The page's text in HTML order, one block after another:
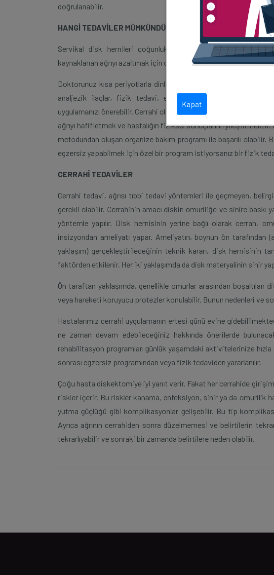
Kapat
doğrulanabilir.
HANGİ TEDAVİLER MÜMKÜNDÜR?
Servikal disk hernileri çoğunlukla cerrahi tedaviye gerek
kaynaklanan ağrıyı azaltmak için cerrahi dışı seçenekler öncelikle
Doktorunuz kısa periyotlarla dinlenme, boyun hareketlerini
analjezik ilaçlar, fizik tedavi, egzersiz veya epidural steroid
uygulamanızı önerebilir. Cerrahi olmayan tedavilerde amaç, disk
ağrıyı hafifletmek ve hastalığın fiziksel sonuçlarını
metodundan oluşan organize bakım programı ile başarılı
egzersiz yapabilmek için özel bir program istiyorsanız bir fizik
CERRAHİ TEDAVİLER
Cerrahi tedavi, ağrısı tıbbi tedavi yöntemleri ile geçmeyen,
gerekli olabilir. Cerrahinin amacı diskin omuriliğe ve sinire baskı
yöntemle yapılır. Disk hernisinin yerine bağlı olarak cerrah,
insizyondan ameliyatı yapar. Ameliyatın, boynun ön
yaklaşım) gerçekleştirileceğinin teknik kararı, disk hernisinin
faktörden etkilenir. Her iki yaklaşımda da disk materyalinin sinir
Ön taraftan yaklaşımda, genellikle omurlar arasından
veya hareketi koruyucu protezler konulabilir. Bunun nedenleri ve
Hastalarımız cerrahi uygulamanın ertesi günü evine
ne zaman devam edebileceğiniz hakkında önerilerde
rehabilitasyon programları günlük yaşamdaki aktivitelerinize
sonrası egzersiz programından veya fizik tedaviden yararlanılır.
Çoğu hasta diskektomiye iyi yanıt verir. Fakat her cerrahide
riskler içerir. Bu riskler kanama, enfeksiyon, sinir ya da omurilik
yutma güçlüğü gibi komplikasyonlar gelişebilir. Bu tip
Ayrıca ağrının cerrahiden sonra düzelmemesi ve belirtilerin
tekrarlıyabilir ve sonraki bir zamanda belirtilere neden olabilir.